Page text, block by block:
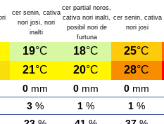
cer senin, cativa
nori josi, nori
inalti
cer partial noros,
cativa nori inalti,
posibil nori de
furtuna
cer senin, cativa
nori josi
19°C 18°C 25°C
21°C 20°C 28°C
0 mm 0 mm 0 mm
3 % 1 % 1 %